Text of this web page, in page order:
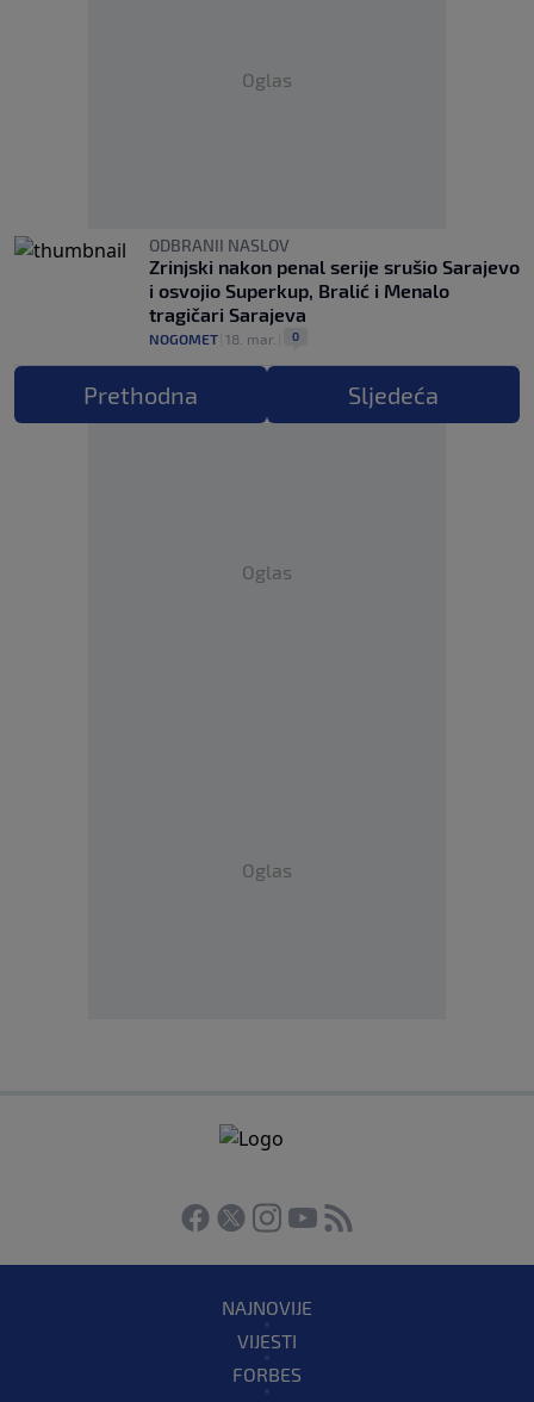
Oglas
ODBRANII NASLOV
Zrinjski nakon penal serije srušio Sarajevo
i osvojio Superkup, Bralić i Menalo
tragičari Sarajeva
NOGOMET 18. mar. 0
Prethodna Sljedeća
Oglas
Oglas
NAJNOVIJE
VIJESTI
FORBES